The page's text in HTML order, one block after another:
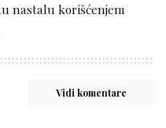
nastalu korišćenjem
Vidi komentare